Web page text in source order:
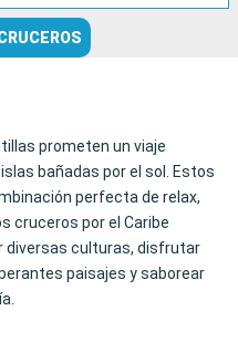
prometen un viaje
bañadas por el sol. Estos
perfecta de relax,
cruceros por el Caribe
diversas culturas, disfrutar
paisajes y saborear